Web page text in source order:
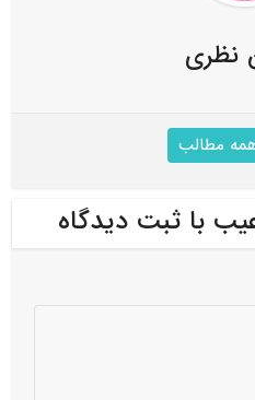
نظری
مطالب
با ثبت دیدگاه